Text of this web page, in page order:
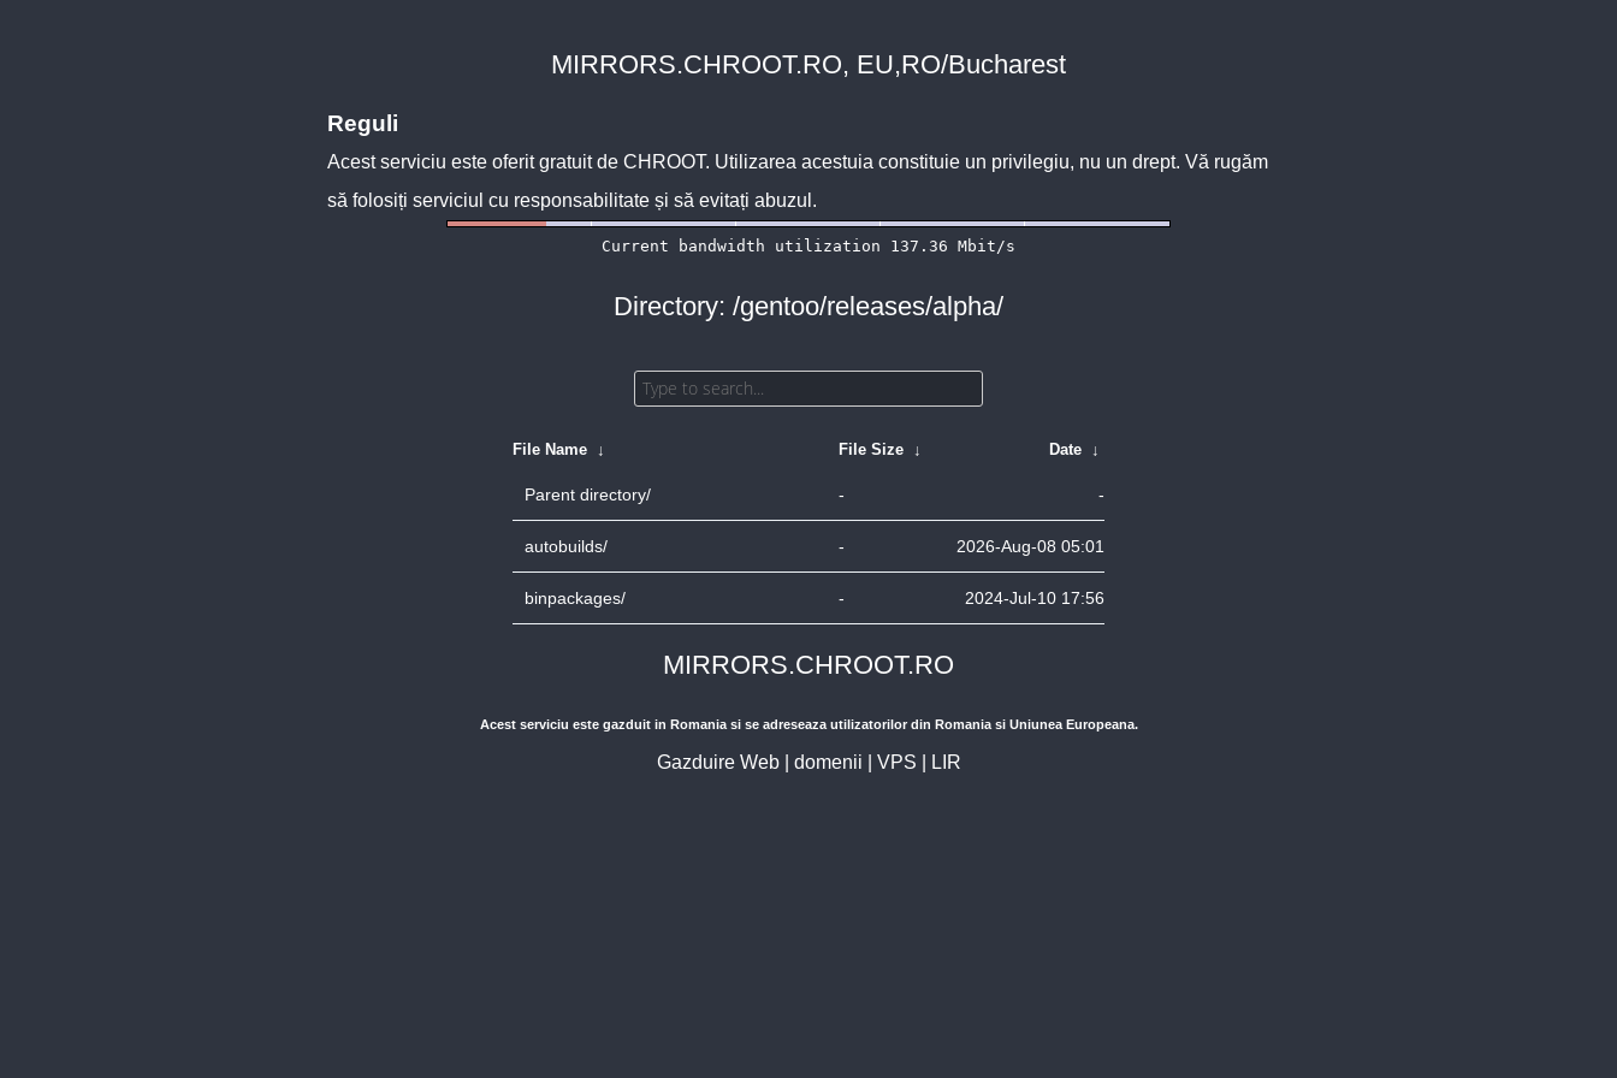
MIRRORS.CHROOT.RO, EU,RO/Bucharest
Reguli
Acest serviciu este oferit gratuit de CHROOT. Utilizarea acestuia constituie un privilegiu, nu un drept. Vă rugăm
să folosiți serviciul cu responsabilitate și să evitați abuzul.
Directory: /gentoo/releases/alpha/
File Name ↓ File Size ↓ Date ↓
Parent directory/ - -
autobuilds/ - 2026-Aug-08 05:01
binpackages/ - 2024-Jul-10 17:56
MIRRORS.CHROOT.RO
Acest serviciu este gazduit in Romania si se adreseaza utilizatorilor din Romania si Uniunea Europeana.
Gazduire Web| domenii VPS LIR